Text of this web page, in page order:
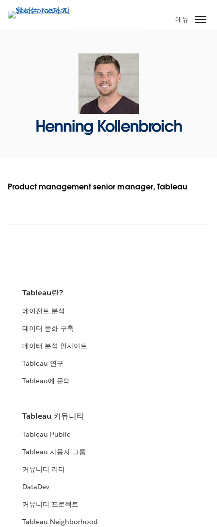
요
메뉴
Henning Kollenbroich
Product management senior manager, Tableau
Tableau란?
에이전트 분석
데이터 문화 구축
데이터 분석 인사이트
Tableau 연구
Tableau에 문의
Tableau 커뮤니티
Tableau Public
Tableau 사용자 그룹
커뮤니티 리더
DataDev
커뮤니티 프로젝트
Tableau Neighborhood